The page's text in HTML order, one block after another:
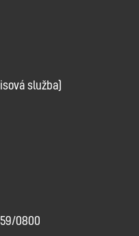
služba)
0800